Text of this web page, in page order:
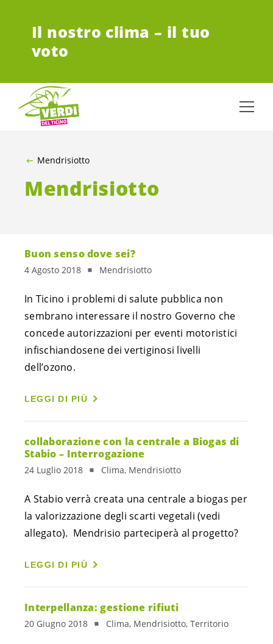
Il nostro clima – il tuo
voto
Mendrisiotto
Mendrisiotto
Buon senso dove sei?
4 Agosto 2018 Mendrisiotto
In Ticino i problemi di salute pubblica non
sembrano interessare il nostro Governo che
concede autorizzazioni per eventi motoristici
infischiandosene dei vertiginosi livelli
dell’ozono.
LEGGI DI PIÙ
collaborazione con la centrale a Biogas di
Stabio – Interrogazione
24 Luglio 2018 Clima, Mendrisiotto
A Stabio verrà creata una centrale a biogas per
la valorizzazione degli scarti vegetali (vedi
allegato).  Mendrisio parteciperà al progetto?
LEGGI DI PIÙ
Interpellanza: gestione rifiuti
20 Giugno 2018 Clima, Mendrisiotto, Territorio